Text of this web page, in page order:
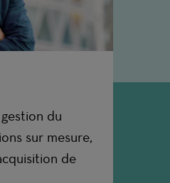
du
sur mesure,
de